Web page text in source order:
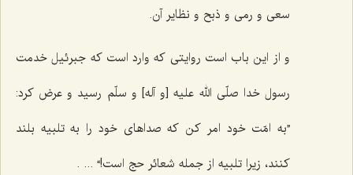
سعی و رمی و ذبح و نظایر آن.
و از این باب است روایتی که وارد است که جبرئیل خدمت
رسول خدا صلّی الله علیه [و آله] و سلّم رسید و عرض کرد:
”به امّت خود امر کن که صداهای خود را به تلبیه بلند
کنند، زیرا تلبیه از جمله شعائر حج است!“ ... .